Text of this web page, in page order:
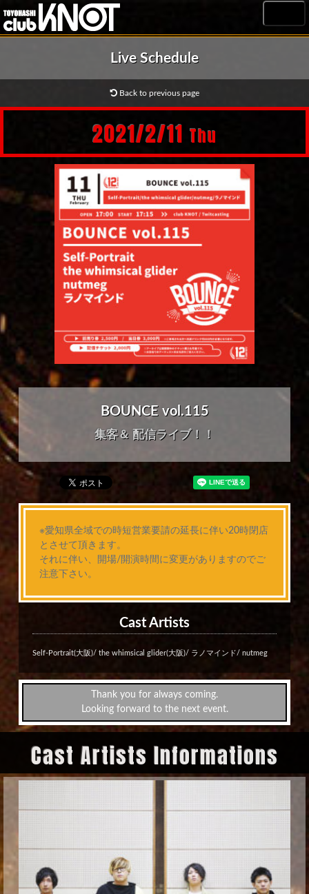
Live Schedule
Back to previous page
2021/2/11 Thu
BOUNCE vol.115
集客＆ 配信ライブ！！
※愛知県全域での時短営業要請の延長に伴い20時閉店
とさせて頂きます。
それに伴い、開場/開演時間に変更がありますのでご
注意下さい。
Cast Artists
Self-Portrait(大阪)/ the whimsical glider(大阪)/ ラノマインド/ nutmeg
Thank you for always coming.
Looking forward to the next event.
Cast Artists Informations